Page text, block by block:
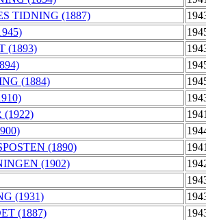
TIDNING (1887)
(1893)
(1884)
(1922)
(1890)
(1902)
(1931)
(1887)